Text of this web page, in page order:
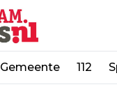
Gemeente 112